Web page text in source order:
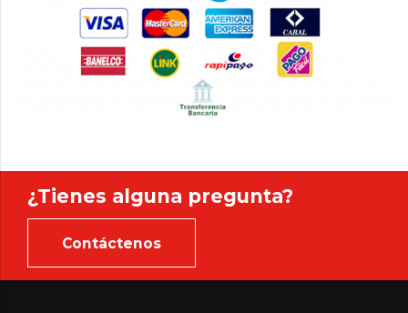
¿Tienes alguna pregunta?
Contáctenos